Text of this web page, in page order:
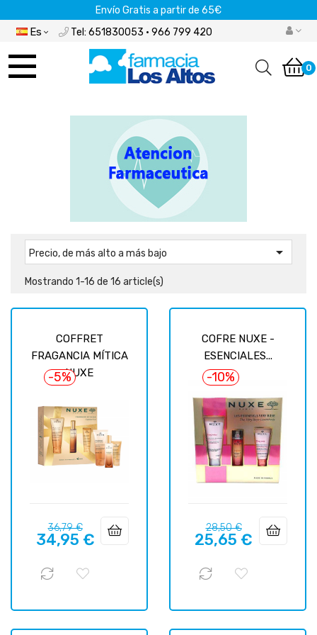
Envío Gratis a partir de 65€
Es Tel: 651830053 · 966 799 420
Navegación
palanca
0
Precio, de más alto a más bajo 
Mostrando 1-16 de 16 article(s)
COFFRET
FRAGANCIA MÍTICA
NUXE
-5%
Precio
regular
36,79 €Precio
34,95 €
COFRE NUXE -
ESENCIALES...
-10%
Precio
regular
28,50 €Precio
25,65 €